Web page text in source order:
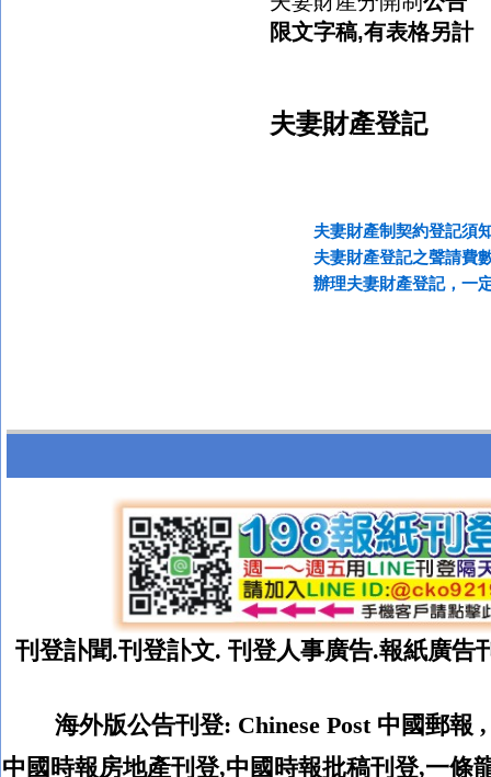
限文字稿,有表格另計
夫妻財產登記
夫妻財產制契約登記須
夫妻財產登記之聲請費
辦理夫妻財產登記，一
刊登訃聞.刊登訃文. 刊登人事廣告.報紙廣告
海外版公告刊登: Chinese Post 中國郵報
中國時報房地產刊登,中國時報批稿刊登,一條